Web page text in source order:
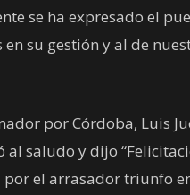
se ha expresado el
en su gestión y al de
por Córdoba, Luis
al saludo y dijo
el arrasador triunfo